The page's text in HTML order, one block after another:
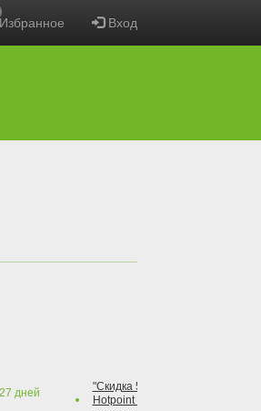
Вход
27 дней
"Скидка 50% на варочную
Hotpoint при покупке духового